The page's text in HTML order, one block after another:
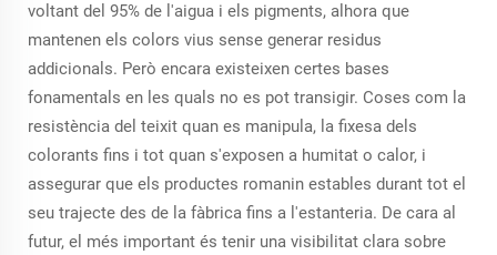
voltant del 95% de l'aigua i els pigments, alhora que
mantenen els colors vius sense generar residus
addicionals. Però encara existeixen certes bases
fonamentals en les quals no es pot transigir. Coses com la
resistència del teixit quan es manipula, la fixesa dels
colorants fins i tot quan s'exposen a humitat o calor, i
assegurar que els productes romanin estables durant tot el
seu trajecte des de la fàbrica fins a l'estanteria. De cara al
futur, el més important és tenir una visibilitat clara sobre